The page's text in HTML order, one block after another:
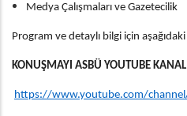
Medya Çalışmaları ve Gazetecilik
Program ve detaylı bilgi için aşağıdaki
KONUŞMAYI ASBÜ YOUTUBE
https://www.youtube.com/channel/